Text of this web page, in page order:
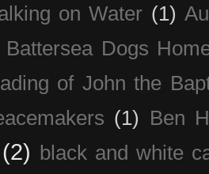
on Water (1)
Battersea Dogs
of John the
(1) Ben
(2)
black and white